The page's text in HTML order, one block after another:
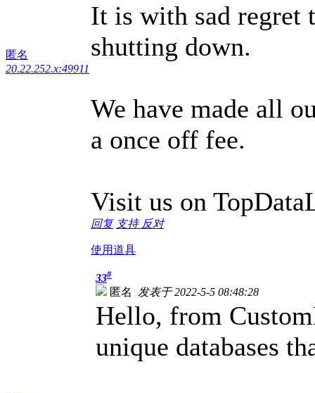
匿名
20.22.252.x:49911
It is with sad regret
shutting down.
We have made all
a once off fee.
Visit us on
回复 支持 反对
使用道具
33#
匿名 发表于 2022-5-5 08:48:28
Hello, from
unique databases